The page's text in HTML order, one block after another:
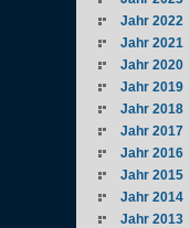
Jahr 2022
Jahr 2021
Jahr 2020
Jahr 2019
Jahr 2018
Jahr 2017
Jahr 2016
Jahr 2015
Jahr 2014
Jahr 2013